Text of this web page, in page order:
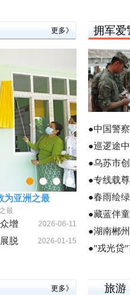
更多》
为亚洲之最
最
增 2026-06-11
脱 2026-01-15
拥军爱
●中国警
●巡逻途
●乌苏市
●专线载
●春雨绘
●藏蓝伴
●湖南郴
●"戎光贷
更多》 旅游